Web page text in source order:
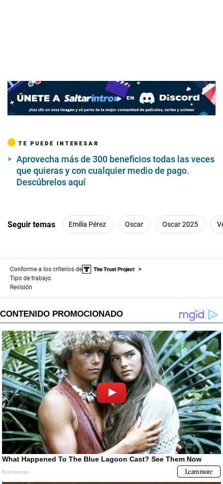
Aprovecha más de 300 beneficios todas las veces
que quieras y con cualquier medio de pago.
Descúbrelos aquí
Seguir temas Emilia Pérez Oscar Oscar 2025